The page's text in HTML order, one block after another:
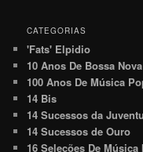
CATEGORIAS
'Fats' Elpidio
10 Anos De Bossa Nova
100 Anos De Música
14 Bis
14 Sucessos da
14 Sucessos de Ouro
16 Seleções De